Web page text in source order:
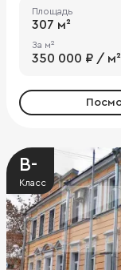
Площадь
307 м²
За м²
350 000 ₽ / м²
B-
Класс